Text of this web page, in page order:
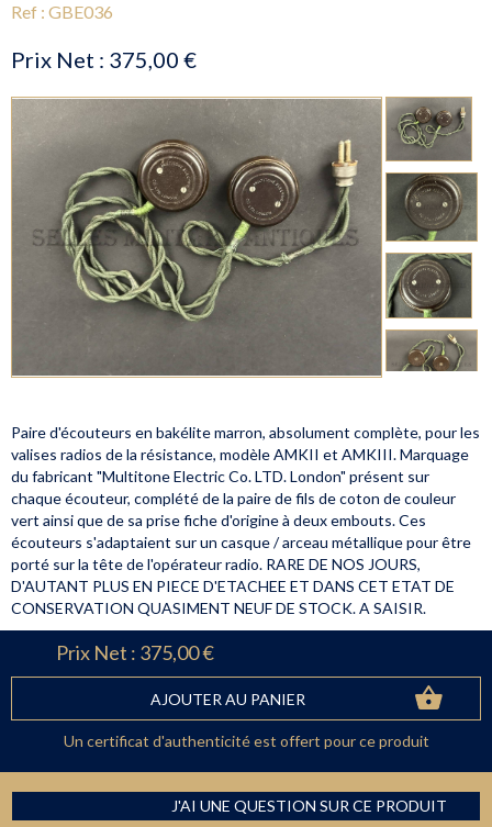
Ref : GBE036
Prix Net : 375,00 €
Paire d'écouteurs en bakélite marron, absolument complète, pour les
valises radios de la résistance, modèle AMKII et AMKIII. Marquage
du fabricant "Multitone Electric Co. LTD. London" présent sur
chaque écouteur, complété de la paire de fils de coton de couleur
vert ainsi que de sa prise fiche d'origine à deux embouts. Ces
écouteurs s'adaptaient sur un casque / arceau métallique pour être
porté sur la tête de l'opérateur radio. RARE DE NOS JOURS,
D'AUTANT PLUS EN PIECE D'ETACHEE ET DANS CET ETAT DE
CONSERVATION QUASIMENT NEUF DE STOCK. A SAISIR.
Prix Net : 375,00 €
AJOUTER AU PANIER
Un certificat d'authenticité est offert pour ce produit
J'AI UNE QUESTION SUR CE PRODUIT